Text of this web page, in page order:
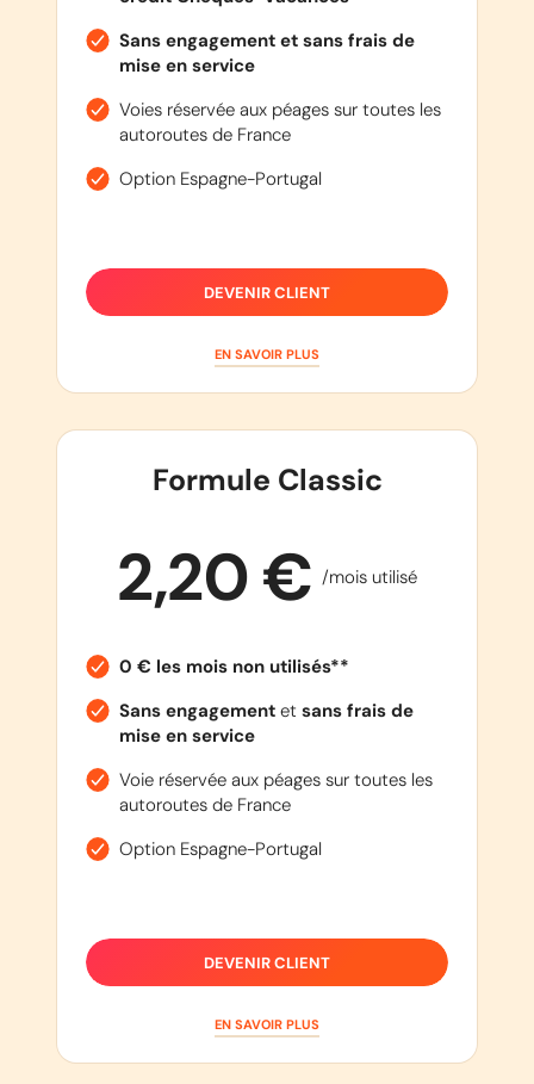
Sans engagement et sans frais de
mise en service
Voies réservée aux péages sur toutes les
autoroutes de France
Option Espagne-Portugal
DEVENIR CLIENT
EN SAVOIR PLUS
Formule Classic
2,20 € /mois utilisé
0 € les mois non utilisés**
Sans engagementet sans frais de
mise en service
Voie réservée aux péages sur toutes les
autoroutes de France
Option Espagne-Portugal
DEVENIR CLIENT
EN SAVOIR PLUS